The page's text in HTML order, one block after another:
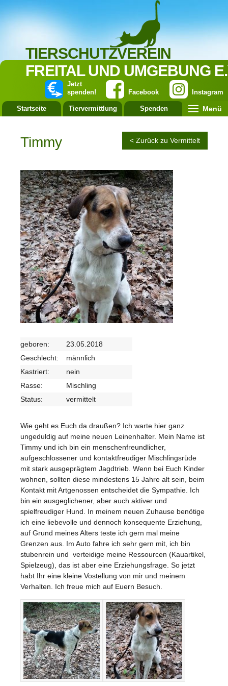
TIERSCHUTZVEREIN
FREITAL UND UMGEBUNG
Instagram
Facebook
Jetzt
spenden!
Startseite Tiervermittlung Spenden Menü
Timmy < Zurück zu Vermittelt
geboren:
23.05.2018
Geschlecht:
männlich
Kastriert:
nein
Rasse:
Mischling
Status:
vermittelt
Wie geht es Euch da draußen? Ich warte hier ganz
ungeduldig auf meine neuen Leinenhalter. Mein Name ist
Timmy und ich bin ein menschenfreundlicher,
aufgeschlossener und kontaktfreudiger Mischlingsrüde
mit stark ausgeprägtem Jagdtrieb. Wenn bei Euch Kinder
wohnen, sollten diese mindestens 15 Jahre alt sein, beim
Kontakt mit Artgenossen entscheidet die Sympathie. Ich
bin ein ausgeglichener, aber auch aktiver und
spielfreudiger Hund. In meinem neuen Zuhause benötige
ich eine liebevolle und dennoch konsequente Erziehung,
auf Grund meines Alters teste ich gern mal meine
Grenzen aus. Im Auto fahre ich sehr gern mit, ich bin
stubenrein und verteidige meine Ressourcen (Kauartikel,
Spielzeug), das ist aber eine Erziehungsfrage. So jetzt
habt Ihr eine kleine Vostellung von mir und meinem
Verhalten. Ich freue mich auf Euern Besuch.